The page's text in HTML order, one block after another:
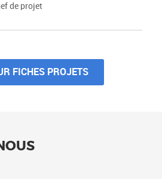
de projet
FICHES PROJETS